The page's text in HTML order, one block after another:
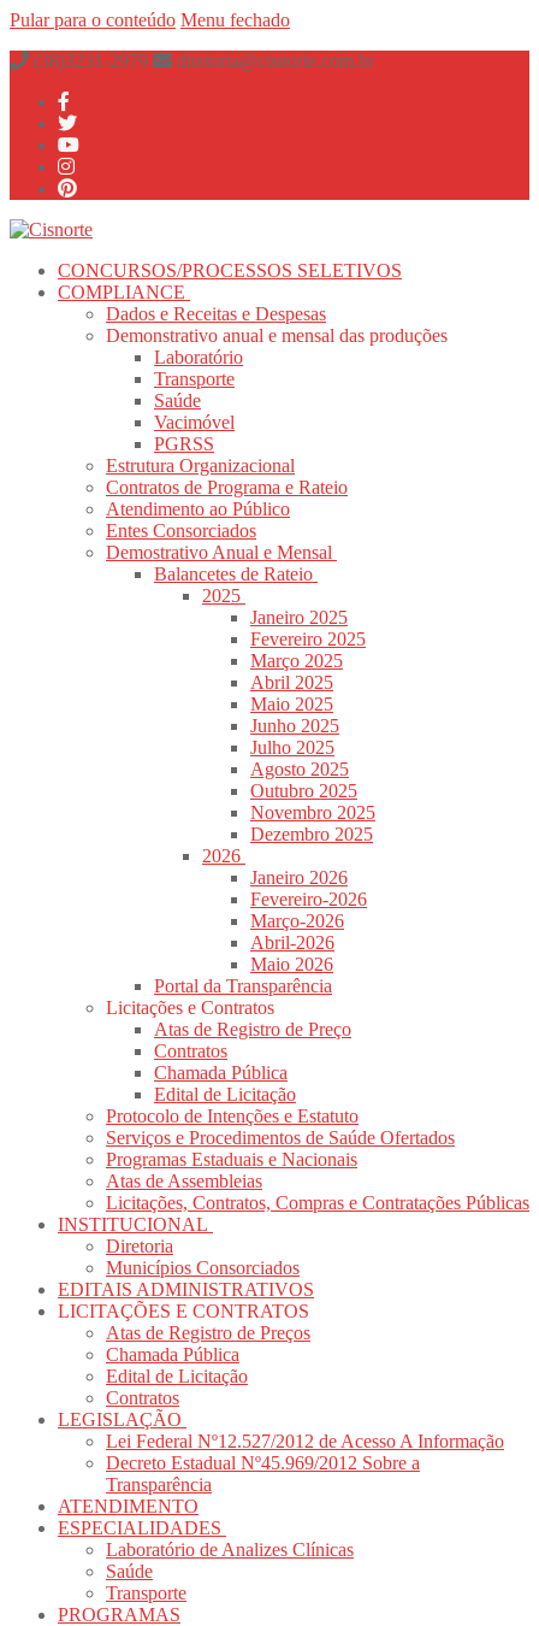
Pular para o conteúdo Menu fechado
(38)3231-2979
diretoria@cisnorte.com.br
CONCURSOS/PROCESSOS SELETIVOS
COMPLIANCE
Dados e Receitas e Despesas
Demonstrativo anual e mensal das produções
Laboratório
Transporte
Saúde
Vacimóvel
PGRSS
Estrutura Organizacional
Contratos de Programa e Rateio
Atendimento ao Público
Entes Consorciados
Demostrativo Anual e Mensal
Balancetes de Rateio
2025
Janeiro 2025
Fevereiro 2025
Março 2025
Abril 2025
Maio 2025
Junho 2025
Julho 2025
Agosto 2025
Outubro 2025
Novembro 2025
Dezembro 2025
2026
Janeiro 2026
Fevereiro-2026
Março-2026
Abril-2026
Maio 2026
Portal da Transparência
Licitações e Contratos
Atas de Registro de Preço
Contratos
Chamada Pública
Edital de Licitação
Protocolo de Intenções e Estatuto
Serviços e Procedimentos de Saúde Ofertados
Programas Estaduais e Nacionais
Atas de Assembleias
Licitações, Contratos, Compras e Contratações Públicas
INSTITUCIONAL
Diretoria
Municípios Consorciados
EDITAIS ADMINISTRATIVOS
LICITAÇÕES E CONTRATOS
Atas de Registro de Preços
Chamada Pública
Edital de Licitação
Contratos
LEGISLAÇÃO
Lei Federal Nº12.527/2012 de Acesso A Informação
Decreto Estadual Nº45.969/2012 Sobre a
Transparência
ATENDIMENTO
ESPECIALIDADES
Laboratório de Analizes Clínicas
Saúde
Transporte
PROGRAMAS